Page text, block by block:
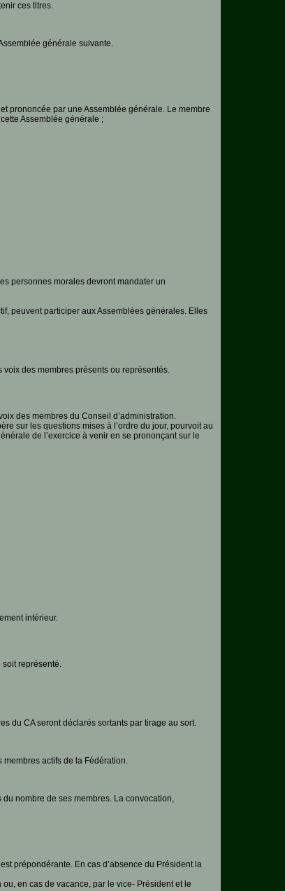
ces titres.
générale suivante.
prononcée par une Assemblée générale. Le membre
Assemblée générale ;
personnes morales devront mandater un
peuvent participer aux Assemblées générales. Elles
des membres présents ou représentés.
des membres du Conseil d’administration.
sur les questions mises à l’ordre du jour, pourvoit au
de l’exercice à venir en se prononçant sur le
intérieur.
soit représenté.
du CA seront déclarés sortants par tirage au sort.
actifs de la Fédération.
nombre de ses membres. La convocation,
prépondérante. En cas d’absence du Président la
en cas de vacance, par le vice- Président et le